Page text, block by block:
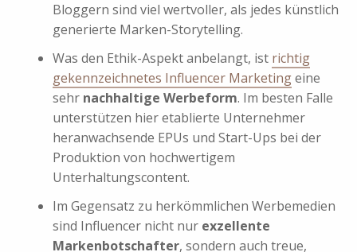
Bloggern sind viel wertvoller, als jedes künstlich
generierte Marken-Storytelling.
Was den Ethik-Aspekt anbelangt, ist richtig
gekennzeichnetes Influencer Marketingeine
sehr nachhaltige Werbeform. Im besten Falle
unterstützen hier etablierte Unternehmer
heranwachsende EPUs und Start-Ups bei der
Produktion von hochwertigem
Unterhaltungscontent.
Im Gegensatz zu herkömmlichen Werbemedien
sind Influencer nicht nur exzellente
Markenbotschafter, sondern auch treue,